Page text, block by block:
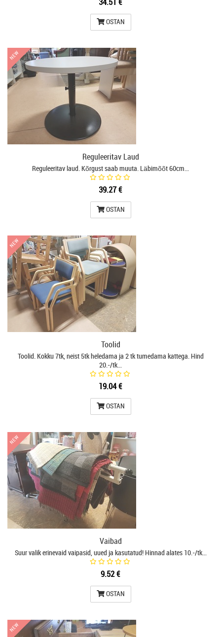
34.51 €
OSTAN
NEW
NEW
Reguleeritav Laud
Reguleeritav laud. Kõrgust saab muuta. Läbimõõt 60cm…
39.27 €
OSTAN
NEW
NEW
Toolid
Toolid. Kokku 7tk, neist 5tk heledama ja 2 tk tumedama kattega. Hind
20.-/tk…
19.04 €
OSTAN
NEW
NEW
Vaibad
Suur valik erinevaid vaipasid, uued ja kasutatud! Hinnad alates 10.-/tk…
9.52 €
OSTAN
NEW
NEW